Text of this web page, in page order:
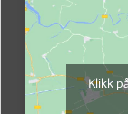
Klikk